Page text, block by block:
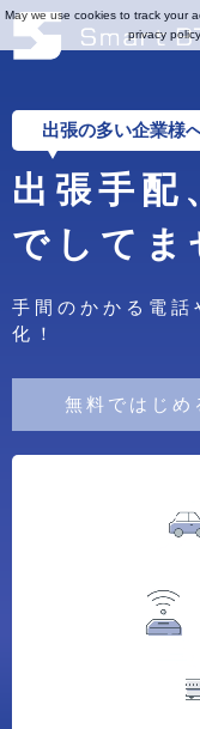
出張の多い企業様
出張手配
でしてま
手間のかかる電話
化！
無料ではじめ
May we use cookies to track your
privacy